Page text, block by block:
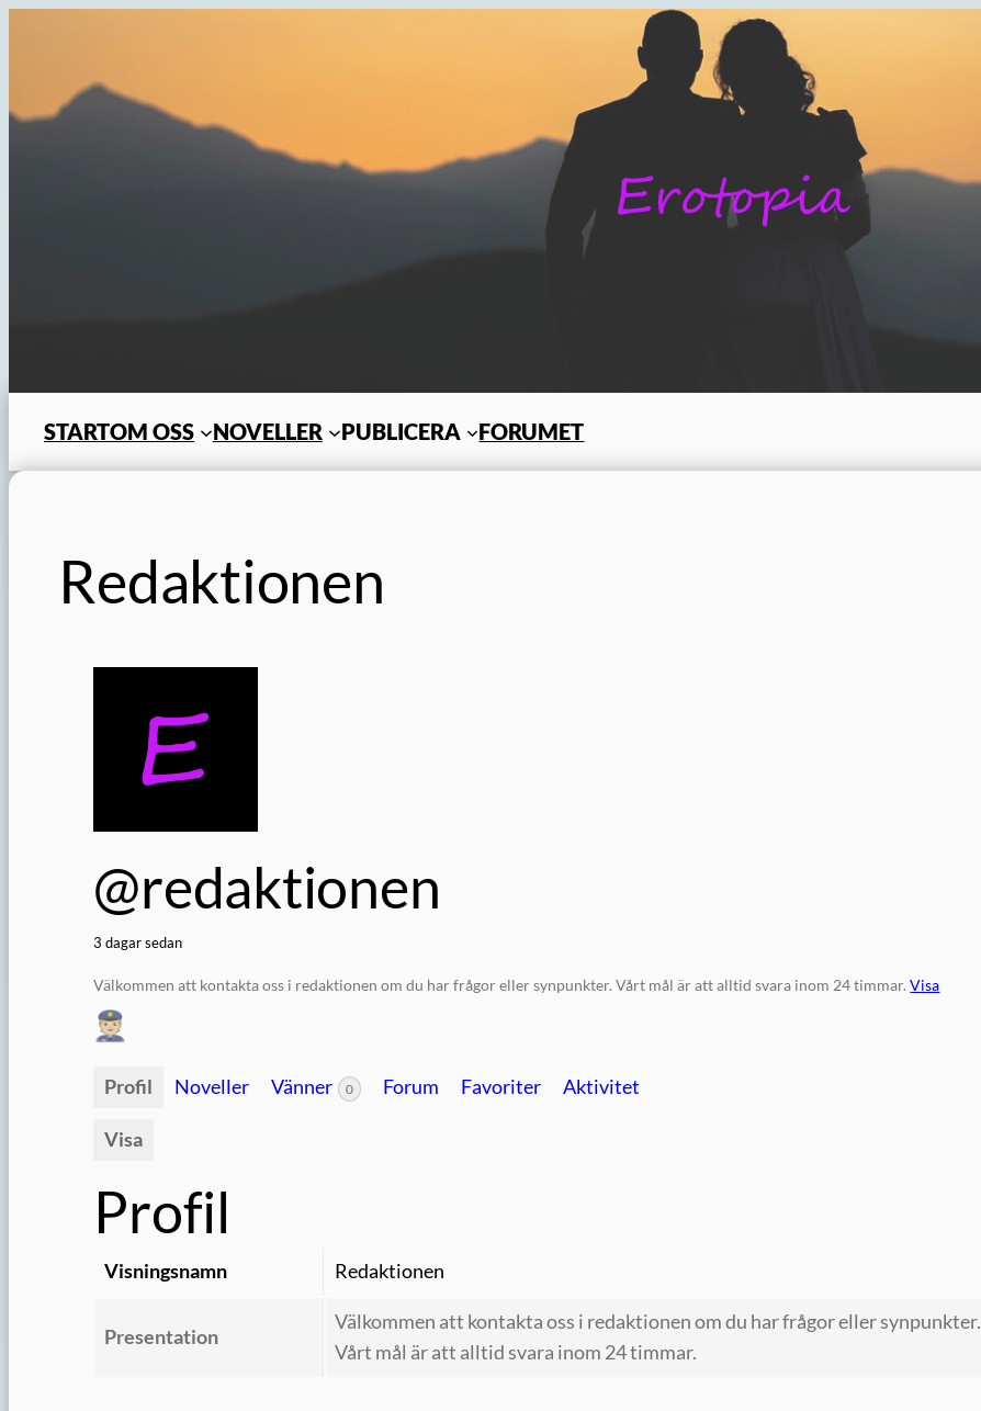
STARTOM OSS NOVELLER PUBLICERA FORUMET
Redaktionen
@redaktionen
3 dagar sedan
Välkommen att kontakta oss i redaktionen om du har frågor eller synpunkter. Vårt mål är att alltid svara inom 24 timmar.Visa
Profil Noveller Vänner 0 Forum Favoriter Aktivitet
Visa
Profil
Visningsnamn Redaktionen
Presentation
Välkommen att kontakta oss i redaktionen om du har frågor eller synpunkter.
Vårt mål är att alltid svara inom 24 timmar.